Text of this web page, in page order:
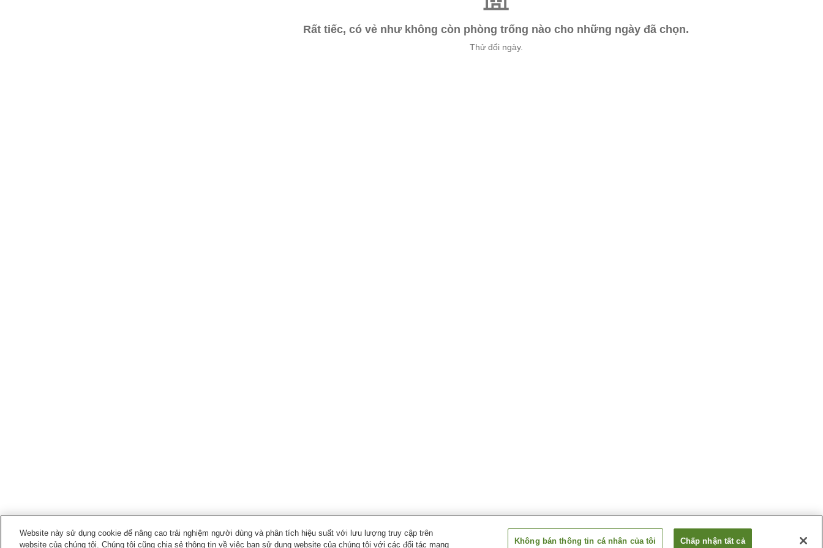
Rất tiếc, có vẻ như không còn phòng trống nào cho những ngày đã chọn.
Thử đổi ngày.
Website này sử dụng cookie để nâng cao trải nghiệm người dùng và phân tích hiệu suất với lưu lượng truy cập trên
website của chúng tôi. Chúng tôi cũng chia sẻ thông tin về việc bạn sử dụng website của chúng tôi với các đối tác mạng
Không bán thông tin cá nhân của tôi Chấp nhận tất cả